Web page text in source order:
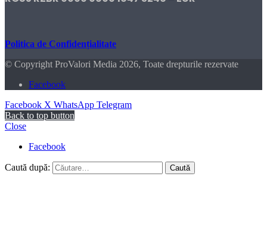
Politica de Confidențialitate
© Copyright ProValori Media 2026, Toate drepturile rezervate
Facebook
Facebook X WhatsApp Telegram
Back to top button
Close
Facebook
Caută după: